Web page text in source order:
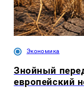
Экономика
Знойный
европейский